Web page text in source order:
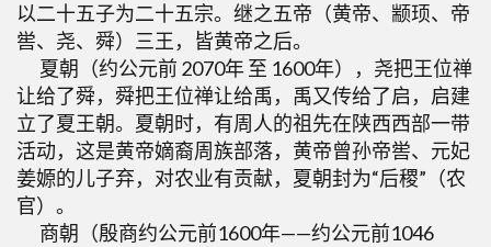
以二十五子为二十五宗。继之五帝（黄帝、颛顼、帝
喾、尧、舜）三王，皆黄帝之后。
夏朝（约公元前 2070年 至 1600年），尧把王位禅
让给了舜，舜把王位禅让给禹，禹又传给了启，启建
立了夏王朝。夏朝时，有周人的祖先在陕西西部一带
活动，这是黄帝嫡裔周族部落，黄帝曾孙帝喾、元妃
姜嫄的儿子弃，对农业有贡献，夏朝封为“后稷”（农
官）。
商朝（殷商约公元前1600年——约公元前1046